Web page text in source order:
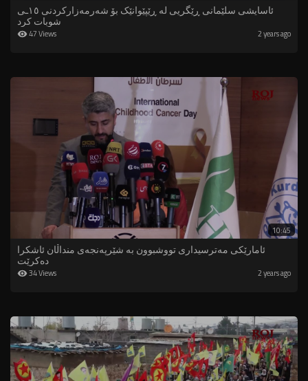
ئاسایشی سلێمانی ڕێگریی لە ڕێپێوانێک بۆ شەرمەزارکردنی ١٥ـی
شوبات کرد
47 Views 2 years ago
10:45
ئامارێکی مەترسیداری تووشبوون بە شێرپەنجەى منداڵان ئاشکرا
دەکرێت
34 Views 2 years ago